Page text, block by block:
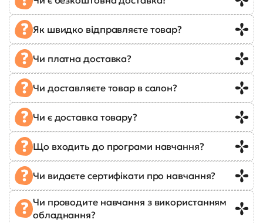
Як швидко відправляєте товар?
Чи платна доставка?
Чи доставляєте товар в салон?
Чи є доставка товару?
Що входить до програми навчання?
Чи видаєте сертифікати про навчання?
Чи проводите навчання з використанням
обладнання?